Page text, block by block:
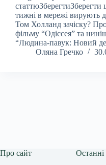
тижні в мережі вирують
Том Холланд зачіску?
фільму “Одіссея” та
“Людина-павук: Новий
Оляна Гречко
Про сайт